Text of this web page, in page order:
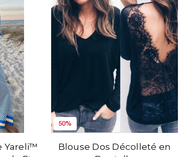
Yareli™
50%
Blouse Dos Décolleté en